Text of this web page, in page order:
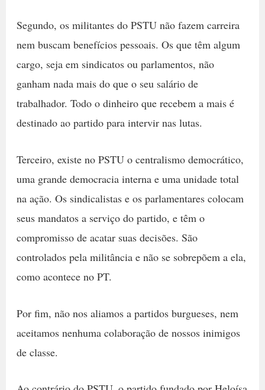
Segundo, os militantes do PSTU não fazem carreira
nem buscam benefícios pessoais. Os que têm algum
cargo, seja em sindicatos ou parlamentos, não
ganham nada mais do que o seu salário de
trabalhador. Todo o dinheiro que recebem a mais é
destinado ao partido para intervir nas lutas.
Terceiro, existe no PSTU o centralismo democrático,
uma grande democracia interna e uma unidade total
na ação. Os sindicalistas e os parlamentares colocam
seus mandatos a serviço do partido, e têm o
compromisso de acatar suas decisões. São
controlados pela militância e não se sobrepõem a ela,
como acontece no PT.
Por fim, não nos aliamos a partidos burgueses, nem
aceitamos nenhuma colaboração de nossos inimigos
de classe.